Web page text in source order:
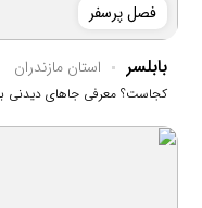
فصل پرسفر
بابلسر استان مازندران
کجاست؟ معرفی جاهای دیدنی